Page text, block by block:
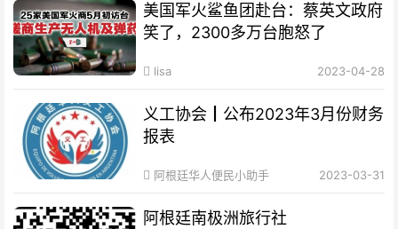
美国军火鲨鱼团赴台：蔡英文政府
笑了，2300多万台胞怒了
lisa 2023-04-28
义工协会┃公布2023年3月份财务
报表
阿根廷华人便民小助手 2023-03-31
阿根廷南极洲旅行社